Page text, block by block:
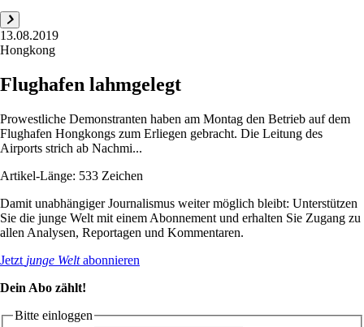
13.08.2019
Hongkong
Flughafen lahmgelegt
Prowestliche Demonstranten haben am Montag den Betrieb auf dem
Flughafen Hongkongs zum Erliegen gebracht. Die Leitung des
Airports strich ab Nachmi...
Artikel-Länge: 533 Zeichen
Damit unabhängiger Journalismus weiter möglich bleibt: Unterstützen
Sie die junge Welt mit einem Abonnement und erhalten Sie Zugang zu
allen Analysen, Reportagen und Kommentaren.
Jetzt junge Weltabonnieren
Dein Abo zählt!
Bitte einloggen